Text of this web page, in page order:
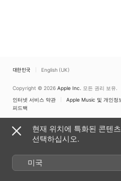
대한민국 English (UK)
Copyright © 2026 Apple Inc. 모든 권리 보유.
인터넷 서비스 약관
Apple Music 및 개인정
피드백
현재 위치에 특화된 콘텐
선택하십시오.
미국